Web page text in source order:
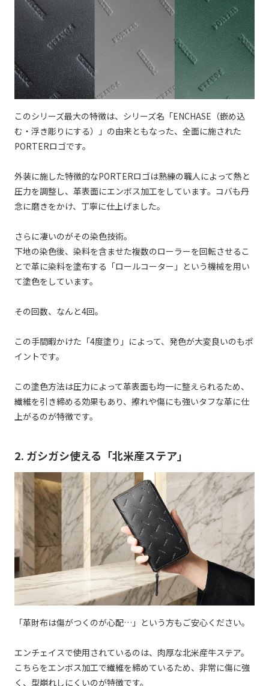
このシリーズ最大の特徴は、シリーズ名「ENCHASE（嵌め込
む・浮き彫りにする）」の由来ともなった、全面に施された
PORTERロゴです。
外装に施した特徴的なPORTERロゴは熟練の職人によって熱と
圧力を調整し、革表面にエンボス加工をしています。コバも丹
念に磨きをかけ、丁寧に仕上げました。
さらに凄いのがその染色技術。
下地の染色後、染料を含ませた複数のローラーを回転させるこ
とで革に染料を塗布する「ロールコーター」という機械を用い
て塗色をしています。
その回数、なんと4回。
この手間暇かけた「4度塗り」によって、発色が大変良いのもポ
イントです。
この塗色方法は圧力によって革表面も均一に整えられるため、
繊維を引き締める効果もあり、擦れや傷にも強いタフな革に仕
上がるのが特徴です。
2. ガシガシ使える「北米産ステア」
「革財布は傷がつくのが心配…」という方もご安心ください。
エンチェイスで使用されているのは、肉厚な北米産牛ステア。
こちらをエンボス加工で繊維を締めているため、非常に傷に強
く、型崩れしにくいのが特徴です。